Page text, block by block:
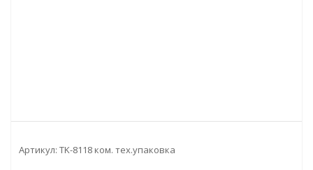
Артикул: TK-8118 ком. тех.упаковка